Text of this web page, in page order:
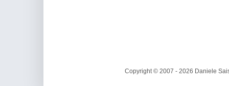
Copyright © 2007 - 2026 Daniele